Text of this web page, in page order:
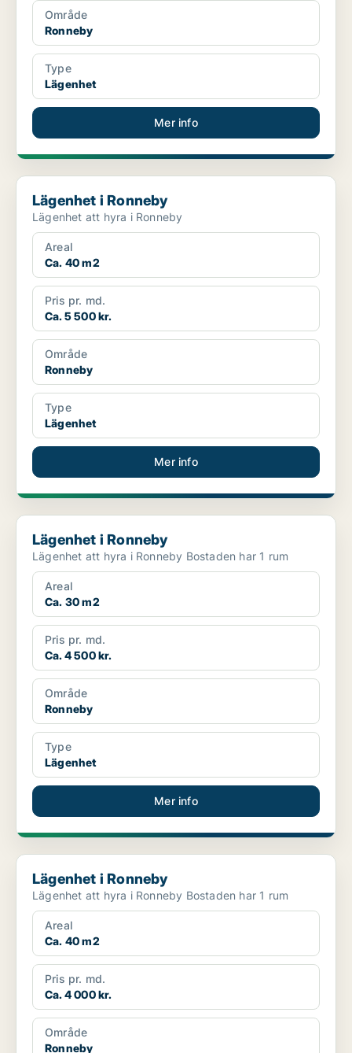
Område
Ronneby
Type
Lägenhet
Mer info
Lägenhet i Ronneby
Lägenhet i Ronneby
Lägenhet att hyra i Ronneby
Areal
Ca. 40 m2
Pris pr. md.
Ca. 5 500 kr.
Område
Ronneby
Type
Lägenhet
Mer info
Lägenhet i Ronneby
Lägenhet i Ronneby
Lägenhet att hyra i Ronneby Bostaden har 1 rum
Areal
Ca. 30 m2
Pris pr. md.
Ca. 4 500 kr.
Område
Ronneby
Type
Lägenhet
Mer info
Lägenhet i Ronneby
Lägenhet i Ronneby
Lägenhet att hyra i Ronneby Bostaden har 1 rum
Areal
Ca. 40 m2
Pris pr. md.
Ca. 4 000 kr.
Område
Ronneby